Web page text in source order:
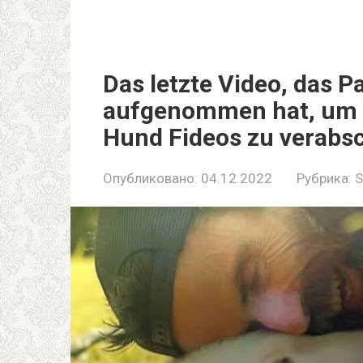
Das letzte Video, das
aufgenommen hat,
Hund Fideos zu
Опубликовано: 04.12.2022 Рубрика: